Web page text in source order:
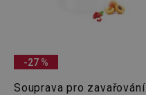
-27 %
Souprava pro zavařování